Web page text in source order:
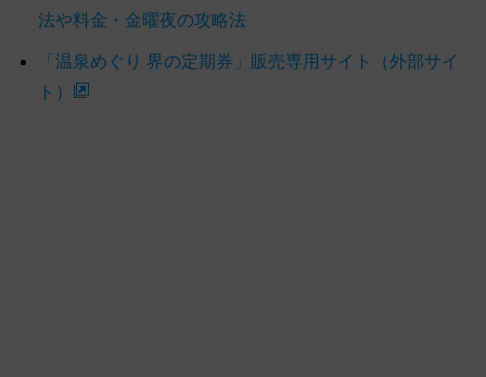
法や料金・金曜夜の攻略法
「温泉めぐり 界の定期券」販売専用サイト（外部サイ
ト）